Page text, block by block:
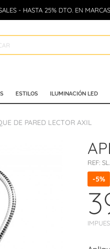
- HASTA 25% DTO. EN
ESTILOS ILUMINACIÓN LED
DE PARED LECTOR AXIL
REF:
-5%